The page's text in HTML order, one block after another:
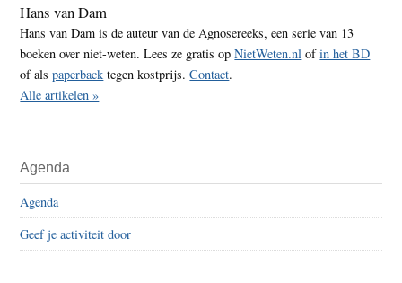
Hans van Dam
Hans van Dam is de auteur van de Agnosereeks, een serie van 13
boeken over niet-weten. Lees ze gratis opNietWeten.nl ofin het BD
of alspaperback tegen kostprijs.Contact.
Alle artikelen »
Agenda
Agenda
Geef je activiteit door